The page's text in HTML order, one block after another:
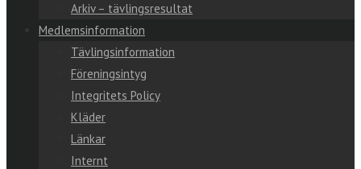
Arkiv – tävlingsresultat
Medlemsinformation
Tävlingsinformation
Föreningsintyg
Integritets Policy
Kläder
Länkar
Internt